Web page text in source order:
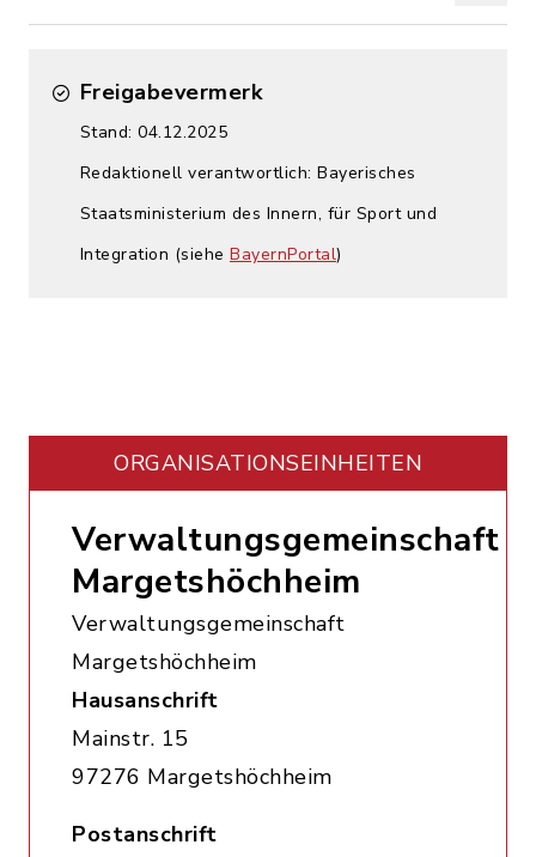
Freigabevermerk
Stand: 04.12.2025
Redaktionell verantwortlich: Bayerisches
Staatsministerium des Innern, für Sport und
Integration (siehe BayernPortal)
ORGANISATIONS­EINHEITEN
Verwaltungsgemeinschaft
Margetshöchheim
Verwaltungsgemeinschaft
Margetshöchheim
Hausanschrift
Mainstr. 15
97276 Margetshöchheim
Postanschrift